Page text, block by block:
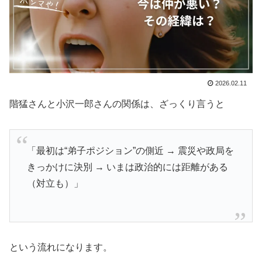
2026.02.11
階猛さんと小沢一郎さんの関係は、ざっくり言うと
「最初は“弟子ポジション”の側近 → 震災や政局を
きっかけに決別 → いまは政治的には距離がある
（対立も）」
という流れになります。